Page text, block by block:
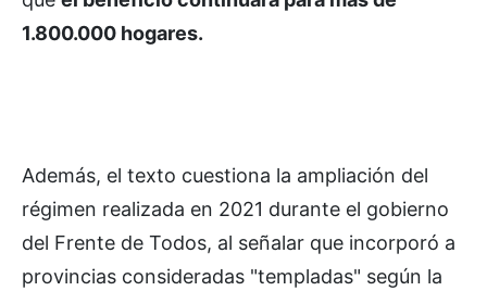
1.800.000 hogares.
Además, el texto cuestiona la ampliación del
régimen realizada en 2021 durante el gobierno
del Frente de Todos, al señalar que incorporó a
provincias consideradas "templadas" según la